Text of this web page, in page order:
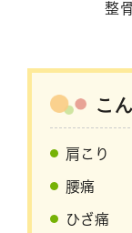
整
こ
肩こり
腰痛
ひざ痛